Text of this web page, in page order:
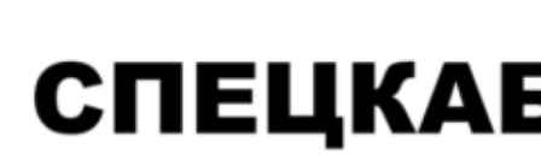
содержимому